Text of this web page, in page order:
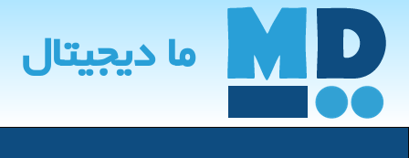
ما دیجیتال